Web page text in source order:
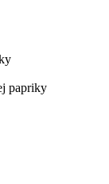
papriky